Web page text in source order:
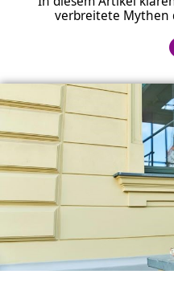
verbreitete Mythen